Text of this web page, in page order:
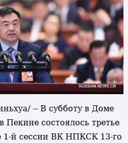
-- В субботу в Доме
Пекине состоялось третье
1-й сессии ВК НПКСК 13-го